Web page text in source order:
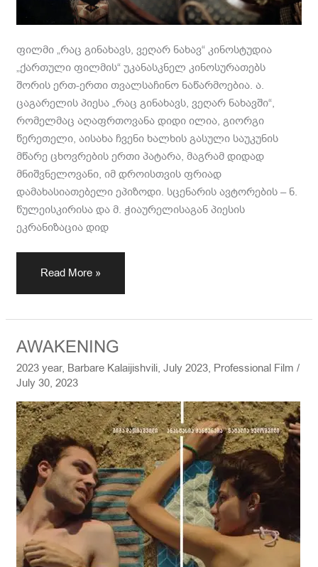
ფილმი „რაც გინახავს, ვეღარ ნახავ“ კინოსტუდია
„ქართული ფილმის“ უკანასკნელ კინოსურათებს
შორის ერთ-ერთი თვალსაჩინო ნაწარმოებია. ა.
ცაგარელის პიესა „რაც გინახავს, ვეღარ ნახავში“,
რომელმაც აღაფრთოვანა დიდი ილია, გიორგი
წერეთელი, აისახა ჩვენი ხალხის გასული საუკუნის
მწარე ცხოვრების ერთი პატარა, მაგრამ დიდად
მნიშვნელოვანი, იმ დროისთვის ფრიად
დამახასიათებელი ეპიზოდი. სცენარის ავტორების – ნ.
წულეისკირისა და მ. ჭიაურელისაგან პიესის
ეკრანიზაცია დიდ
Read More »
AWAKENING
2023 year, Barbare Kalaijishvili,July 2023, Professional Film /
July 30, 2023
AWAKENING